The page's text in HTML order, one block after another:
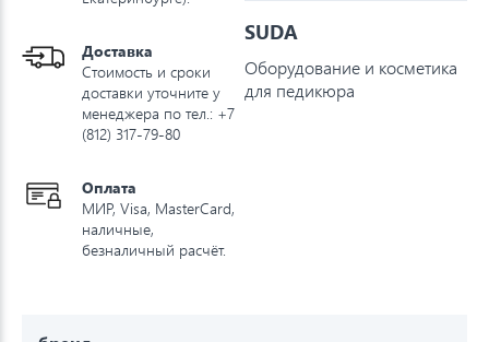
Доставка
Стоимость и сроки
доставки уточните у
менеджера по тел.: +7
(812) 317-79-80
Оплата
МИР, Visa, MasterCard,
наличные,
безналичный расчёт.
SUDA
Оборудование и косметика
для педикюра